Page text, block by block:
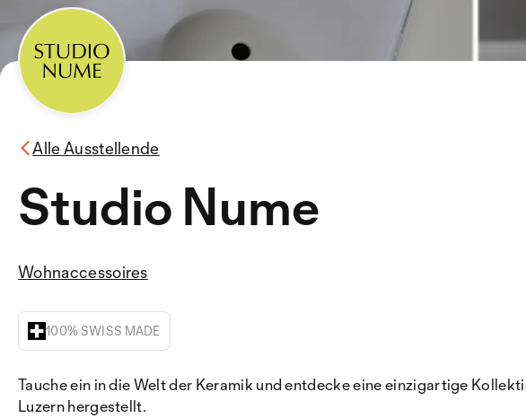
Alle Ausstellende
Studio Nume
Wohnaccessoires
100% SWISS MADE
Tauche ein in die Welt der Keramik und entdecke eine einzigartige
Luzern hergestellt.